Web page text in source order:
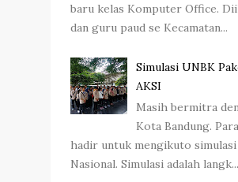
baru kelas Komputer Office.
dan guru paud se Kecamatan...
Simulasi UNBK
AKSI
Masih bermitra
Kota Bandung.
hadir untuk mengikuto
Nasional. Simulasi adalah langk...